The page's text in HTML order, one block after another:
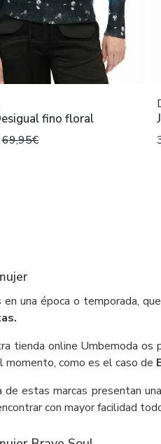
fino floral
69,95€
en una época o temporada,
tienda online Umbemoda
como es el caso de
de estas marcas presentan
con mayor facilidad